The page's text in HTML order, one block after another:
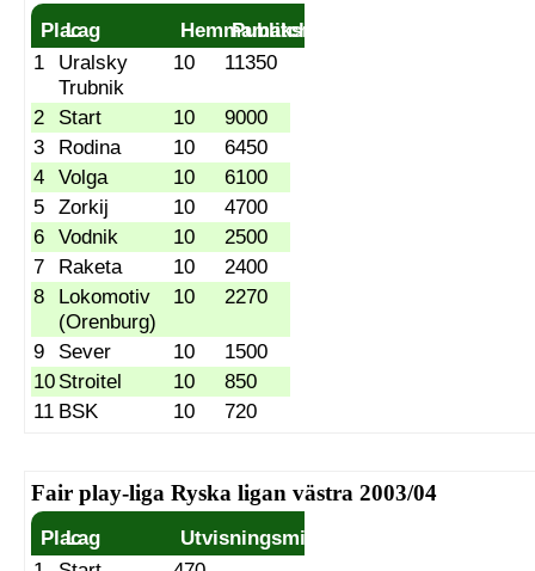
PlacLag Hemmamatch
Publiksnitt
1
Uralsky
Trubnik
10 11350
2 Start 10
9000
3
Rodina 10
6450
4
Volga 10
6100
5
Zorkij 10
4700
6
Vodnik 10
2500
7
Raketa 10
2400
8
Lokomotiv
(Orenburg)
10 2270
9 Sever 10
1500
10 Stroitel 10
850
11 BSK 10 720
Fair play-liga Ryska ligan västra 2003/04
PlacLag
Utvisningsminuter